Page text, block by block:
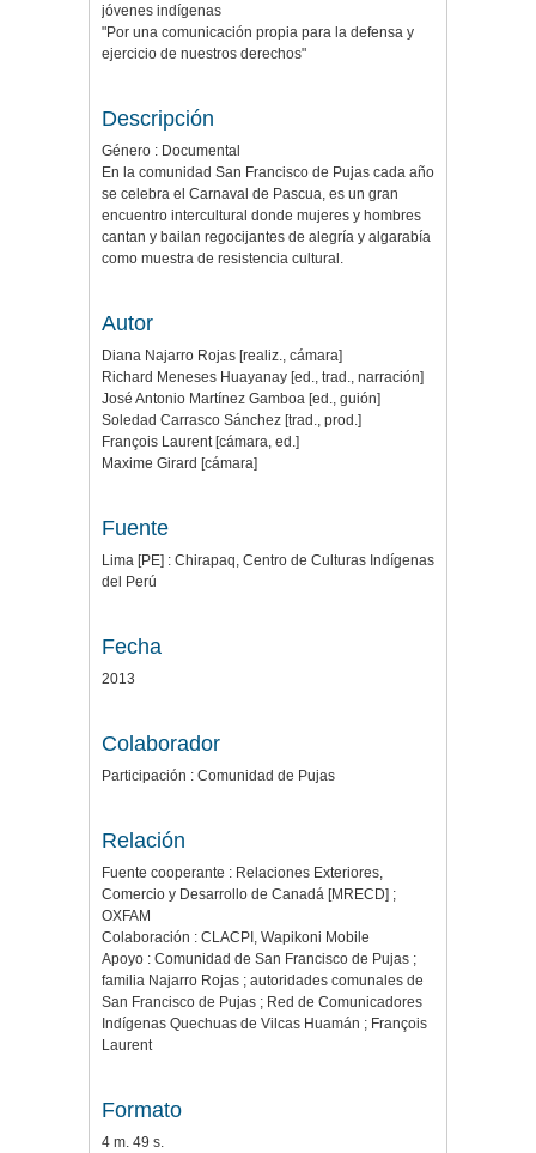
jóvenes indígenas
"Por una comunicación propia para la defensa y
ejercicio de nuestros derechos"
Descripción
Género : Documental
En la comunidad San Francisco de Pujas cada año
se celebra el Carnaval de Pascua, es un gran
encuentro intercultural donde mujeres y hombres
cantan y bailan regocijantes de alegría y algarabía
como muestra de resistencia cultural.
Autor
Diana Najarro Rojas [realiz., cámara]
Richard Meneses Huayanay [ed., trad., narración]
José Antonio Martínez Gamboa [ed., guión]
Soledad Carrasco Sánchez [trad., prod.]
François Laurent [cámara, ed.]
Maxime Girard [cámara]
Fuente
Lima [PE] : Chirapaq, Centro de Culturas Indígenas
del Perú
Fecha
2013
Colaborador
Participación : Comunidad de Pujas
Relación
Fuente cooperante : Relaciones Exteriores,
Comercio y Desarrollo de Canadá [MRECD] ;
OXFAM
Colaboración : CLACPI, Wapikoni Mobile
Apoyo : Comunidad de San Francisco de Pujas ;
familia Najarro Rojas ; autoridades comunales de
San Francisco de Pujas ; Red de Comunicadores
Indígenas Quechuas de Vilcas Huamán ; François
Laurent
Formato
4 m. 49 s.